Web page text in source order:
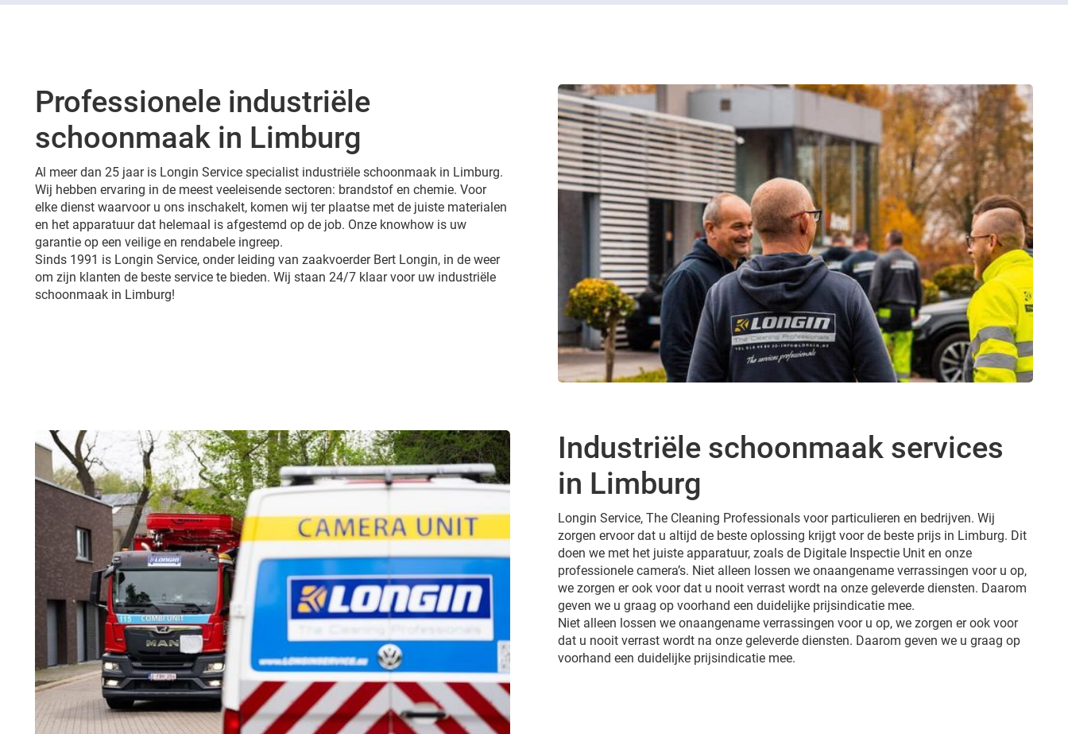
Professionele industriële
schoonmaak in Limburg
Al meer dan 25 jaar is Longin Service specialist industriële schoonmaak in Limburg.
Wij hebben ervaring in de meest veeleisende sectoren: brandstof en chemie. Voor
elke dienst waarvoor u ons inschakelt, komen wij ter plaatse met de juiste materialen
en het apparatuur dat helemaal is afgestemd op de job. Onze knowhow is uw
garantie op een veilige en rendabele ingreep.
Sinds 1991 is Longin Service, onder leiding van zaakvoerder Bert Longin, in de weer
om zijn klanten de beste service te bieden. Wij staan 24/7 klaar voor uw industriële
schoonmaak in Limburg!
Industriële schoonmaak services
in Limburg
Longin Service, The Cleaning Professionals voor particulieren en bedrijven. Wij
zorgen ervoor dat u altijd de beste oplossing krijgt voor de beste prijs in Limburg. Dit
doen we met het juiste apparatuur, zoals de Digitale Inspectie Unit en onze
professionele camera’s. Niet alleen lossen we onaangename verrassingen voor u op,
we zorgen er ook voor dat u nooit verrast wordt na onze geleverde diensten. Daarom
geven we u graag op voorhand een duidelijke prijsindicatie mee.
Niet alleen lossen we onaangename verrassingen voor u op, we zorgen er ook voor
dat u nooit verrast wordt na onze geleverde diensten. Daarom geven we u graag op
voorhand een duidelijke prijsindicatie mee.